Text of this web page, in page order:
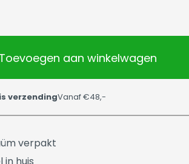
Toevoegen aan winkelwagen
verzendingVanaf €48,-
verpakt